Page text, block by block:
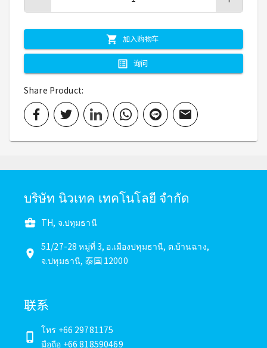
加入购物车
询问
Share Product:
บริษัท นิวเทค เทคโนโลยี จำกัด
TH, จ.ปทุมธานี
51/27-28 หมู่ที่ 3, อ.เมืองปทุมธานี, ต.บ้านฉาง,
จ.ปทุมธานี, 泰国 12000
联系
โทร +66 29781175
มือถือ +66 818590469